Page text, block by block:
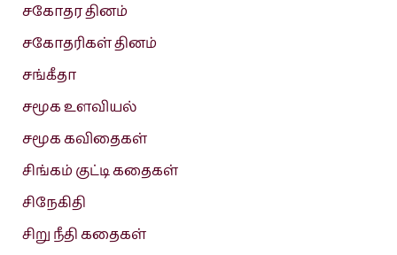
சகோதர தினம்
சகோதரிகள் தினம்
சங்கீதா
சமூக உளவியல்
சமூக கவிதைகள்
சிங்கம் குட்டி கதைகள்
சிநேகிதி
சிறு நீதி கதைகள்